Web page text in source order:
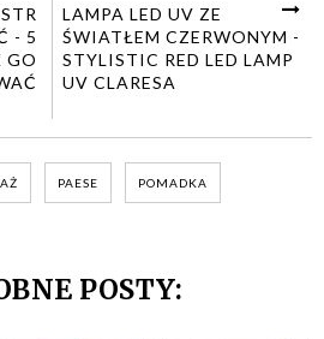
- 5
GO
LAMPA LED UV ZE
ŚWIATŁEM CZERWONYM -
STYLISTIC RED LED LAMP
UV CLARESA
PAESE POMADKA
POSTY: